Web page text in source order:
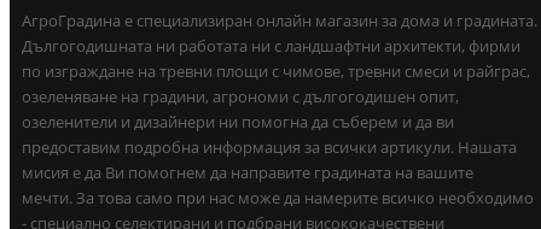
АгроГрадина е специализиран онлайн магазин за дома и градината.
Дългогодишната ни работата ни с ландшафтни архитекти, фирми
по изграждане на тревни площи с чимове, тревни смеси и райграс,
озеленяване на градини, агрономи с дългогодишен опит,
озеленители и дизайнери ни помогна да съберем и да ви
предоставим подробна информация за всички артикули. Нашата
мисия е да Ви помогнем да направите градината на вашите
мечти. За това само при нас може да намерите всичко необходимо
- специално селектирани и подбрани висококачествени